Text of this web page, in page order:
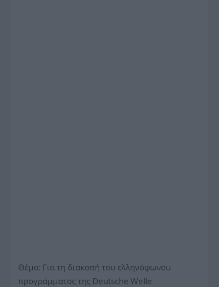
Θέμα: Για τη διακοπή του ελληνόφωνου
προγράμματος της Deutsche Welle